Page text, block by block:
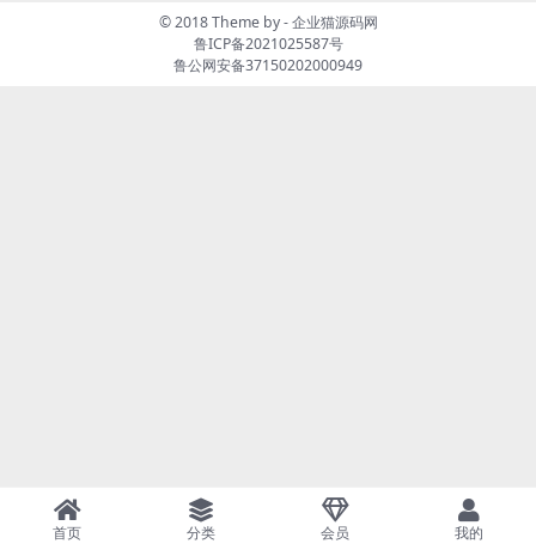
© 2018 Theme by -企业猫源码网
鲁ICP备2021025587号
鲁公网安备37150202000949
首页 分类 会员 我的